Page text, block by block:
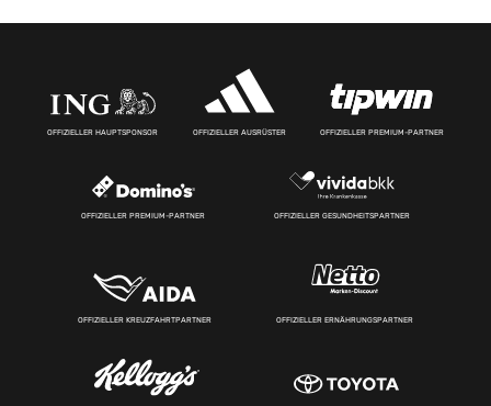
OFFIZIELLER HAUPTSPONSOR OFFIZIELLER AUSRÜSTER OFFIZIELLER PREMIUM-PARTNER
OFFIZIELLER PREMIUM-PARTNER OFFIZIELLER GESUNDHEITSPARTNER
OFFIZIELLER KREUZFAHRTPARTNER OFFIZIELLER ERNÄHRUNGSPARTNER